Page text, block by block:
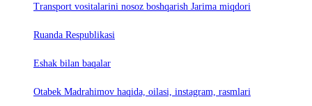
Trаnsport vositаlаrini nosoz boshqаrish Jаrimа miqdori
Ruanda Respublikasi
Eshak bilan baqalar
Otabek Madrahimov haqida, oilasi, instagram, rasmlari